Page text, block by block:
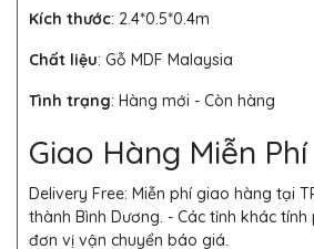
Kích thước: 2.4*0.5*0.4m
Chất liệu: Gỗ MDF Malaysia
Tình trạng: Hàng mới - Còn hàng
Giao Hàng Miễn Phí
Delivery Free: Miễn phí giao hàng tại
thành Bình Dương. - Các tỉnh khác
đơn vị vận chuyển báo giá.